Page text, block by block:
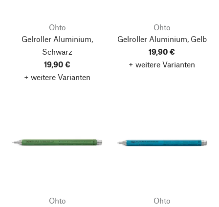
Ohto
Gelroller Aluminium,
Schwarz
19,90 €
+ weitere Varianten
Ohto
Gelroller Aluminium, Gelb
19,90 €
+ weitere Varianten
Ohto
Ohto